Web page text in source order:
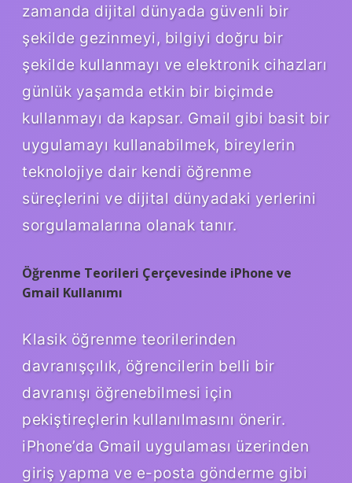
zamanda dijital dünyada güvenli bir
şekilde gezinmeyi, bilgiyi doğru bir
şekilde kullanmayı ve elektronik cihazları
günlük yaşamda etkin bir biçimde
kullanmayı da kapsar. Gmail gibi basit bir
uygulamayı kullanabilmek, bireylerin
teknolojiye dair kendi öğrenme
süreçlerini ve dijital dünyadaki yerlerini
sorgulamalarına olanak tanır.
Öğrenme Teorileri Çerçevesinde iPhone ve
Gmail Kullanımı
Klasik öğrenme teorilerinden
davranışçılık, öğrencilerin belli bir
davranışı öğrenebilmesi için
pekiştireçlerin kullanılmasını önerir.
iPhone’da Gmail uygulaması üzerinden
giriş yapma ve e-posta gönderme gibi